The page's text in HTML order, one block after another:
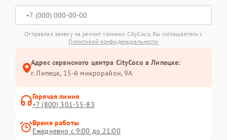
Отправляя заявку на ремонт техники CityCoco, Вы соглашаетесь с
Политикой конфиденциальности
Адрес сервисного центра CityCoco в Липецке:
г. Липецк, 15-й микрорайон, 9А
Горячая линия
+7 (800) 301-55-83
Время работы
Ежедневно с 9:00 до 21:00